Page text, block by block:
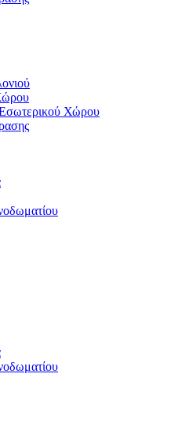
Εσωτερικού Χώρου